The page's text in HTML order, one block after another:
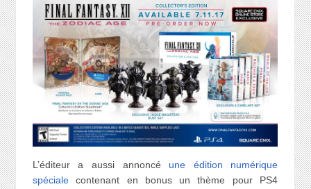
L’éditeur a aussi annoncé une édition numérique
spécialecontenant en bonus un thème pour PS4